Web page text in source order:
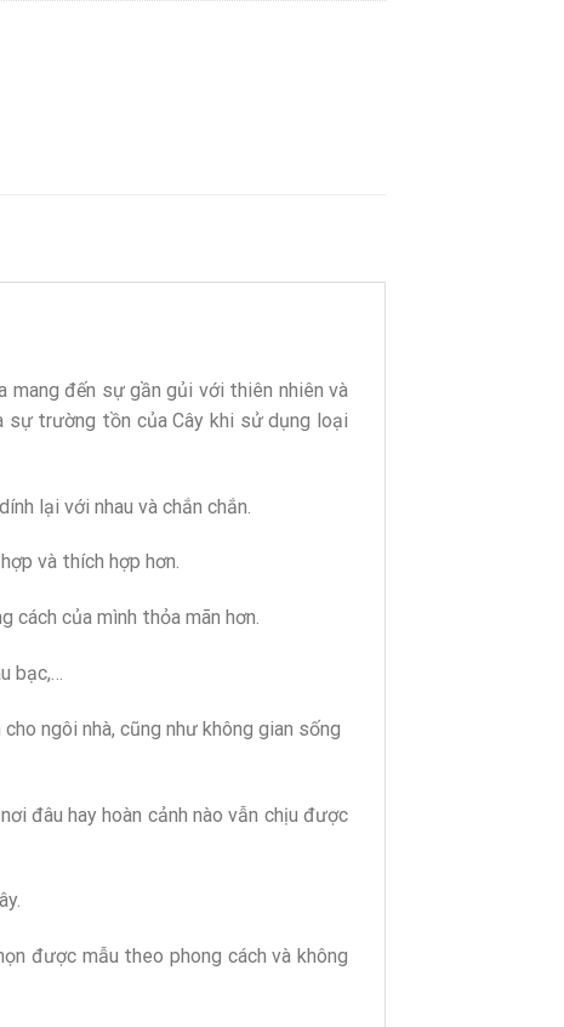
đến sự gần gủi với thiên nhiên và
sự trường tồn của Cây khi sử dụng loại
lại với nhau và chắn chắn.
và thích hợp hơn.
cách của mình thỏa mãn hơn.
bạc,…
ngôi nhà, cũng như không gian sống
đâu hay hoàn cảnh nào vẫn chịu được
được mẫu theo phong cách và không